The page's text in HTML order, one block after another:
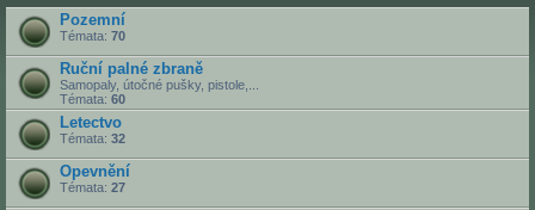
Pozemní
Témata: 70
Ruční palné zbraně
Samopaly, útočné pušky, pistole,...
Témata: 60
Letectvo
Témata: 32
Opevnění
Témata: 27